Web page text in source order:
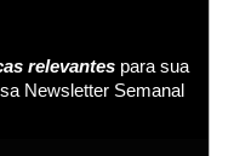
relevantes para sua
Newsletter Semanal